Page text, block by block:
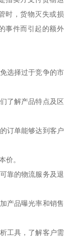
时，货物灭失或损
事件而引起的额外
选择过于竞争的市
了解产品特点及区
订单能够达到客户
价。
靠的物流服务及退
产品曝光率和销售
工具，了解客户需